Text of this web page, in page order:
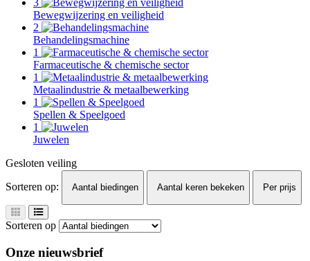
3
Bewegwijzering en veiligheid
2
Behandelingsmachine
1
Farmaceutische & chemische sector
1
Metaalindustrie & metaalbewerking
1
Spellen & Speelgoed
1
Juwelen
Gesloten veiling
Sorteren op:
Aantal biedingen Aantal keren bekeken Per prijs
Sorteren op
Onze nieuwsbrief